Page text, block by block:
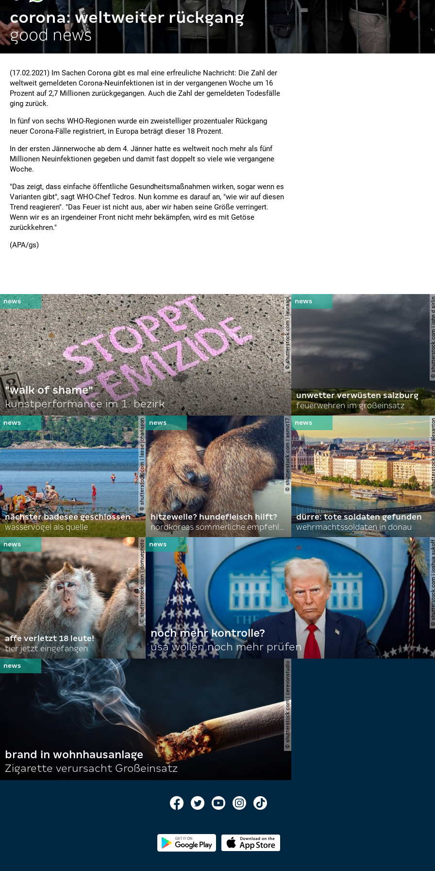
corona: weltweiter rückgang
good news
(17.02.2021) Im Sachen Corona gibt es mal eine erfreuliche Nachricht: Die Zahl der
weltweit gemeldeten Corona-Neuinfektionen ist in der vergangenen Woche um 16
Prozent auf 2,7 Millionen zurückgegangen. Auch die Zahl der gemeldeten Todesfälle
ging zurück.
In fünf von sechs WHO-Regionen wurde ein zweistelliger prozentualer Rückgang
neuer Corona-Fälle registriert, in Europa beträgt dieser 18 Prozent.
In der ersten Jännerwoche ab dem 4. Jänner hatte es weltweit noch mehr als fünf
Millionen Neuinfektionen gegeben und damit fast doppelt so viele wie vergangene
Woche.
"Das zeigt, dass einfache öffentliche Gesundheitsmaßnahmen wirken, sogar wenn es
Varianten gibt", sagt WHO-Chef Tedros. Nun komme es darauf an, "wie wir auf diesen
Trend reagieren". "Das Feuer ist nicht aus, aber wir haben seine Größe verringert.
Wenn wir es an irgendeiner Front nicht mehr bekämpfen, wird es mit Getöse
zurückkehren."
(APA/gs)
© shutterstock.com | lauraapl
"walk of shame"
kunstperformance im 1. bezirk
©
unwetter verwüsten salzburg
feuerwehren im großeinsatz
© shutterstock.com | lasse johansson
nächster badesee geschlossen
wasservögel als quelle
© shutterstock.com | asmit17
hitzewelle? hundefleisch hilft?
nordkoreas sommerliche empfehlungen
©
dürre: tote soldaten gefunden
wehrmachtssoldaten in donau
© shutterstock.com | domuephoto
affe verletzt 18 leute!
tier jetzt eingefangen
©
noch mehr kontrolle?
usa wollen noch mehr prüfen
© shutterstock.com | cerevonstudio
brand in wohnhausanlage
Zigarette verursacht Großeinsatz